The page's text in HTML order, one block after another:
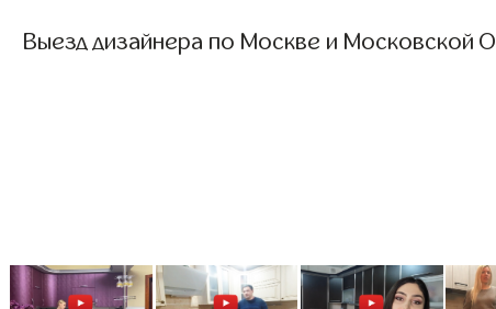
Выезд дизайнера по Москве и Московской